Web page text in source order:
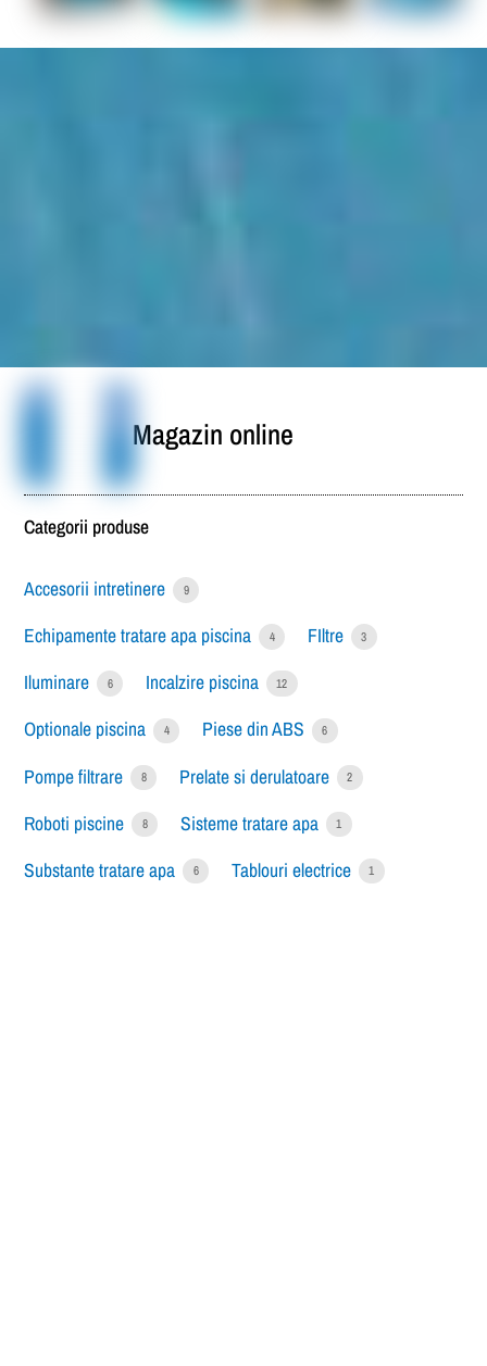
Magazin online
Categorii produse
Accesorii intretinere 9
Echipamente tratare apa piscina 4 FIltre 3
Iluminare 6 Incalzire piscina 12
Optionale piscina 4 Piese din ABS 6
Pompe filtrare 8 Prelate si derulatoare 2
Roboti piscine 8 Sisteme tratare apa 1
Substante tratare apa 6 Tablouri electrice 1